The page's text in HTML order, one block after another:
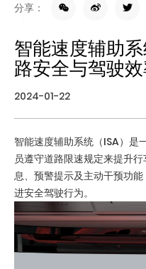
分享：
智能速度辅助
路安全与驾驶
2024-01-22
智能速度辅助系统 （ISA）
员遵守道路限速规定来提升
息、预警提示及主动干预功
进安全驾驶行为。